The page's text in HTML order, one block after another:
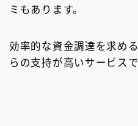
ミもあります。
効率的な資金調達を求め
らの支持が高いサービスで